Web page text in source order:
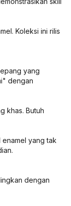
Koleksi ini rilis
yang
dengan
khas. Butuh
yang tak
dengan